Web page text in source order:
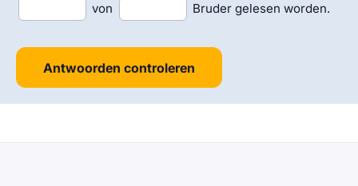
von
Bruder gelesen worden.
Antwoorden controleren